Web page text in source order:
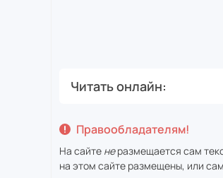
Читать онлайн
Правообладателям!
На сайте неразмещается сам
на этом сайте размещены, или